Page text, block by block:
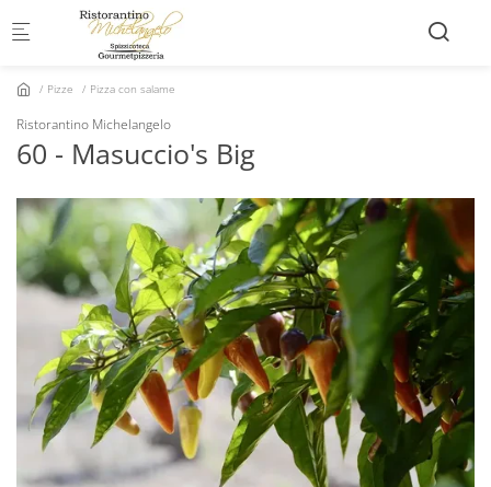
Skip to main content
Pizze Pizza con salame
Ristorantino Michelangelo
60 - Masuccio's Big